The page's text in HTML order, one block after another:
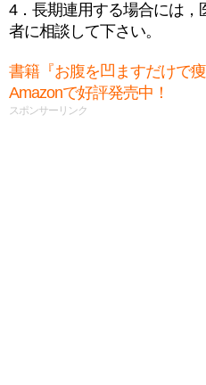
4．長期連用する場合には
者に相談して下さい。
書籍『お腹を凹ますだけで
Amazonで好評発売中！
スポンサーリンク